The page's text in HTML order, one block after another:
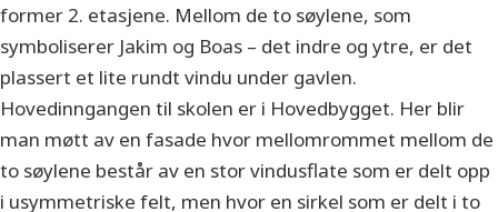
former 2. etasjene. Mellom de to søylene, som
symboliserer Jakim og Boas – det indre og ytre, er det
plassert et lite rundt vindu under gavlen.
Hovedinngangen til skolen er i Hovedbygget. Her blir
man møtt av en fasade hvor mellomrommet mellom de
to søylene består av en stor vindusflate som er delt opp
i usymmetriske felt, men hvor en sirkel som er delt i to